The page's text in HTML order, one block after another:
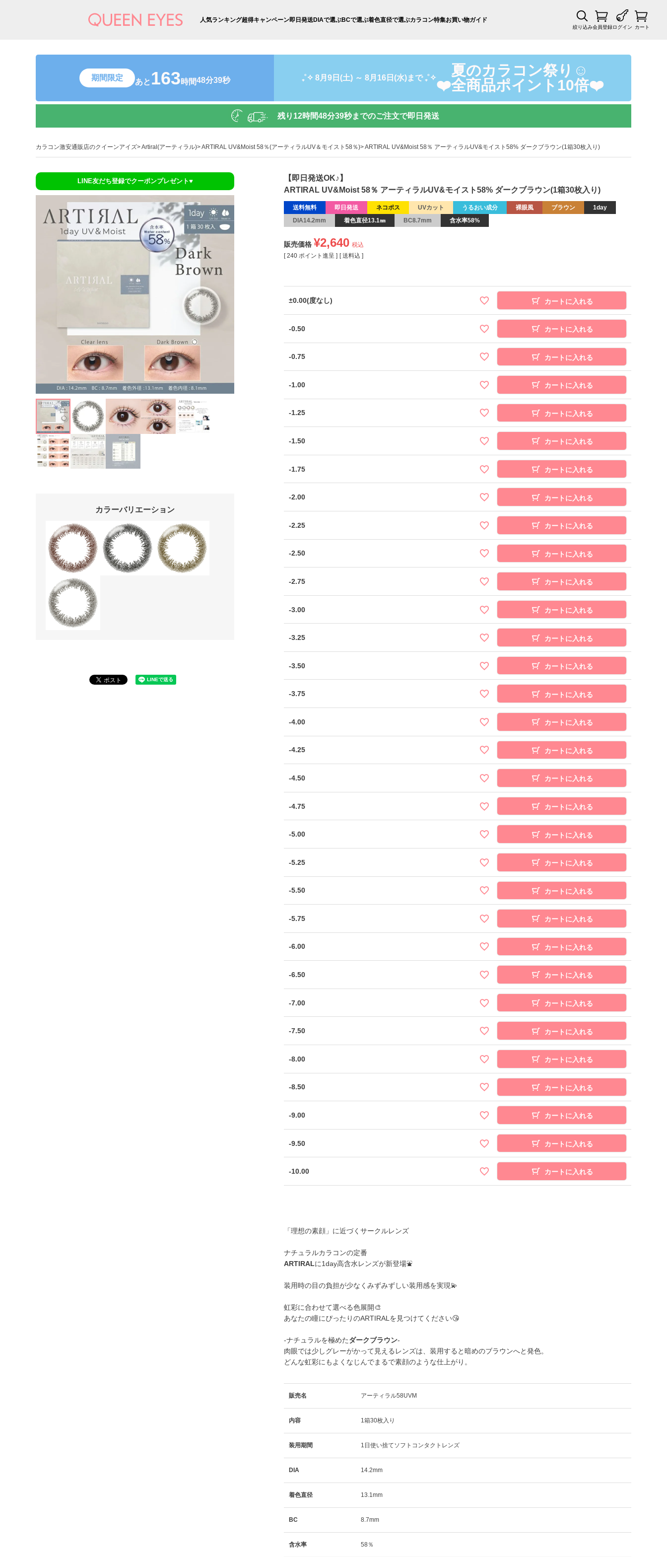
人気ランキング超得キャンペーン即日発送DIAで選ぶBCで選ぶ着色直径で選ぶカラコン特集お買い物ガイド
絞り込み会員登録ログイン カート
期間限定 あと 163時間48分38秒 ₊˚✧ 8月9日(土) ～ 8月16日(水)まで ₊˚✧
夏のカラコン祭り☺️
❤️全商品ポイント10倍❤️
残り 12時間48分38秒までのご注文で即日発送
カラコン激安通販店のクイーンアイズ Artiral(アーティラル) ARTIRAL UV&Moist 58％(アーティラルUV＆モイスト58％) ARTIRAL UV&Moist 58％ アーティラルUV&モイスト58% ダークブラウン(1箱30枚入り)
LINE友だち登録でクーポンプレゼント♥
カラーバリエーション
【即日発送OK♪】
ARTIRAL UV&Moist 58％ アーティラルUV&モイスト58% ダークブラウン(1箱30枚入り)
送料無料 即日発送 ネコポス UVカット うるおい成分 裸眼風 ブラウン
1day
DIA14.2mm
着色直径13.1㎜ BC8.7mm 含水率58%
販売価格 ¥2,640 税込
[ 240 ポイント進呈 ] 送料込
±0.00(度なし) カートに入れる
-0.50 カートに入れる
-0.75 カートに入れる
-1.00 カートに入れる
-1.25 カートに入れる
-1.50 カートに入れる
-1.75 カートに入れる
-2.00 カートに入れる
-2.25 カートに入れる
-2.50 カートに入れる
-2.75 カートに入れる
-3.00 カートに入れる
-3.25 カートに入れる
-3.50 カートに入れる
-3.75 カートに入れる
-4.00 カートに入れる
-4.25 カートに入れる
-4.50 カートに入れる
-4.75 カートに入れる
-5.00 カートに入れる
-5.25 カートに入れる
-5.50 カートに入れる
-5.75 カートに入れる
-6.00 カートに入れる
-6.50 カートに入れる
-7.00 カートに入れる
-7.50 カートに入れる
-8.00 カートに入れる
-8.50 カートに入れる
-9.00 カートに入れる
-9.50 カートに入れる
-10.00 カートに入れる
「理想の素顔」に近づくサークルレンズ
ナチュラルカラコンの定番
ARTIRALに1day高含水レンズが新登場⛲
装用時の目の負担が少なくみずみずしい装用感を実現💫
虹彩に合わせて選べる色展開🎨
あなたの瞳にぴったりのARTIRALを見つけてください😘
-ナチュラルを極めたダークブラウン-
肉眼では少しグレーがかって見えるレンズは、装用すると暗めのブラウンへと発色。
どんな虹彩にもよくなじんでまるで素顔のような仕上がり。
販売名 アーティラル58UVM
内容 1箱30枚入り
装用期間 1日使い捨てソフトコンタクトレンズ
DIA 14.2mm
着色直径 13.1mm
BC 8.7mm
含水率 58％